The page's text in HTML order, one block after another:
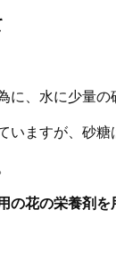
に、水に少量
いますが、砂
の花の栄養剤を